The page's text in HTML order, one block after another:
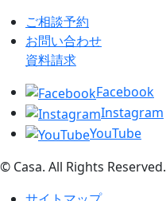
ご相談予約
お問い合わせ
資料請求
Facebook
Instagram
YouTube
© Casa. All Rights Reserved.